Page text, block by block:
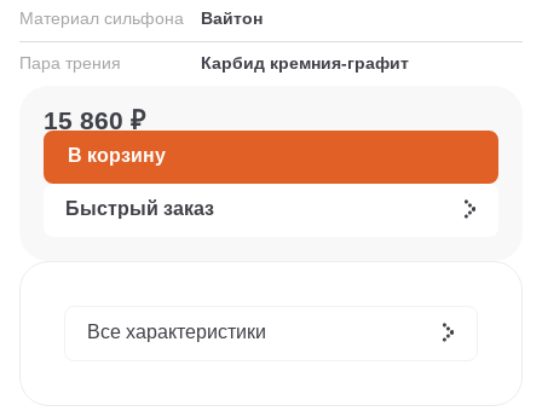
Материал сильфона Вайтон
Пара трения Карбид кремния-графит
15 860 ₽
В корзину
Быстрый заказ
Все характеристики